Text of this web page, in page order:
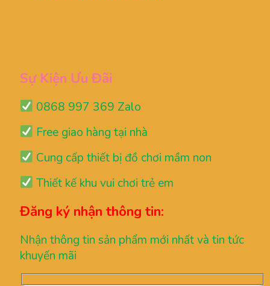
Sự Kiện Ưu Đãi
0868 997 369 Zalo
Free giao hàng tại nhà
Cung cấp thiết bị đồ chơi mầm non
Thiết kế khu vui chơi trẻ em
Đăng ký nhận thông tin:
Nhận thông tin sản phẩm mới nhất và tin tức
khuyến mãi